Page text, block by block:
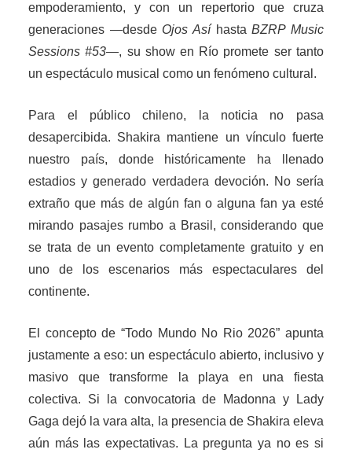
empoderamiento, y con un repertorio que cruza
generaciones —desde Ojos AsíhastaBZRP Music
Sessions #53—, su show en Río promete ser tanto
un espectáculo musical como un fenómeno cultural.
Para el público chileno, la noticia no pasa
desapercibida. Shakira mantiene un vínculo fuerte
nuestro país, donde históricamente ha llenado
estadios y generado verdadera devoción. No sería
extraño que más de algún fan o alguna fan ya esté
mirando pasajes rumbo a Brasil, considerando que
se trata de un evento completamente gratuito y en
uno de los escenarios más espectaculares del
continente.
El concepto de “Todo Mundo No Rio 2026” apunta
justamente a eso: un espectáculo abierto, inclusivo y
masivo que transforme la playa en una fiesta
colectiva. Si la convocatoria de Madonna y Lady
Gaga dejó la vara alta, la presencia de Shakira eleva
aún más las expectativas. La pregunta ya no es si